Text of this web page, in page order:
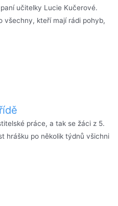
učitelky Lucie Kučerové.
všechny, kteří mají rádi pohyb,
práce, a tak se žáci z 5.
hrášku po několik týdnů všichni